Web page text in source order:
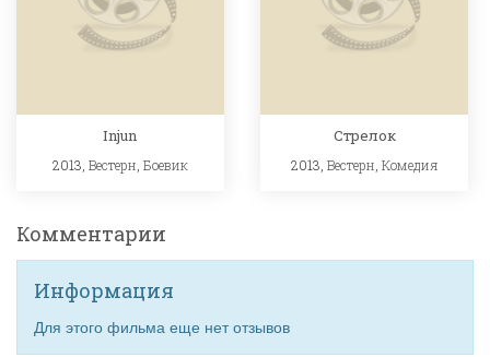
Injun
2013, Вестерн Боевик
Стрелок
2013, Вестерн Комедия
Комментарии
Информация
Для этого фильма еще нет отзывов